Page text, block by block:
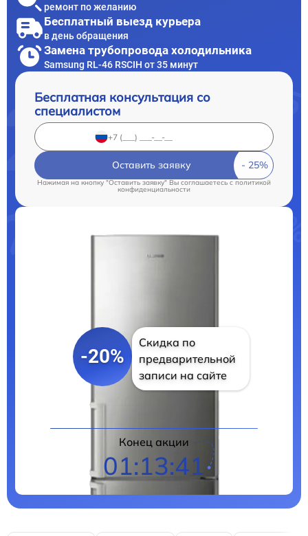
ремонт по желанию
Бесплатный выезд курьера
в день обращения
Замена трубопровода холодильника
Samsung RL-46 RSCIH от 35 минут
Бесплатная консультация со
специалистом
Оставить заявку
Нажимая на кнопку "Оставить заявку" Вы соглашаетесь c политикой
конфиденциальности
-20%
Скидка по
предварительной
записи на сайте
Конец акции
01:13:40